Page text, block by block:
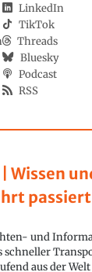
| Wissen
passiert
und
schneller
aus der
LinkedIn
TikTok
Threads
Bluesky
Podcast
RSS